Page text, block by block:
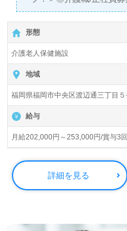
【月給202,000円～
有資格者向け求人＊『渡辺
入居定員100名（従来型個
字』桜十字グループ/株式
市）様の運営です。グルー
外14法人の病院、歯科支
サービス、医療メディア、
ツ事業等を展開されていま
◎『Happy Spiral』毎日の
心から満足していただける
◎
看護助手や介護職経験の
保健施設での勤務経験は問
OJT/研修制度、多彩なキ
形態
介護老人保健施設
地域
福岡県福岡市中央区渡辺通三丁目
給与
月給202,000円～253,000円/賞与3回
詳細を見る